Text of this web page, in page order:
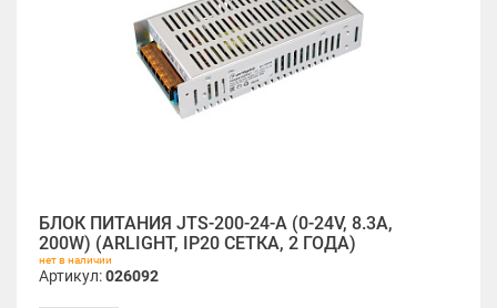
БЛОК ПИТАНИЯ JTS-200-24-A (0-24V, 8.3A,
200W) (ARLIGHT, IP20 СЕТКА, 2 ГОДА)
нет в наличии
Артикул:026092